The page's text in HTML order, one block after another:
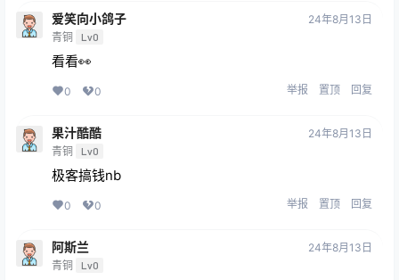
爱笑向小鸽子
青铜 Lv0
24年8月13日
看看👀
0 0 举报 置顶 回复
果汁酷酷
青铜 Lv0
24年8月13日
极客搞钱nb
0 0 举报 置顶 回复
阿斯兰
青铜 Lv0
24年8月13日